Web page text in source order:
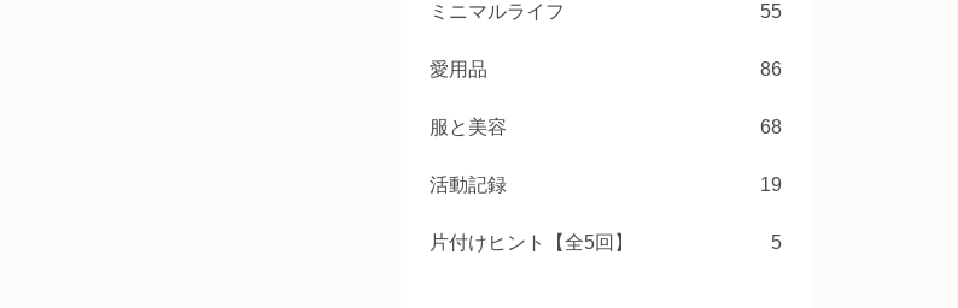
ミニマルライフ 55
愛用品 86
服と美容 68
活動記録 19
片付けヒント【全5回】 5